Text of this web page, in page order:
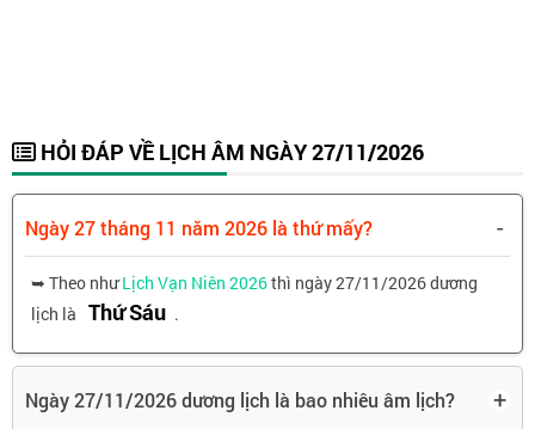
HỎI ĐÁP VỀ LỊCH ÂM NGÀY 27/11/2026
Ngày 27 tháng 11 năm 2026 là thứ mấy? -
➥ Theo nhưLịch Vạn Niên 2026thì ngày 27/11/2026 dương
lịch là Thứ Sáu .
Ngày 27/11/2026 dương lịch là bao nhiêu âm lịch? +